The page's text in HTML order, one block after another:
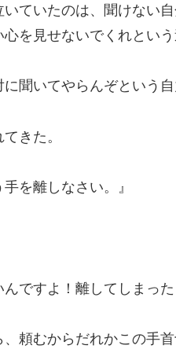
ていたのは、聞けない
を見せないでくれという
聞いてやらんぞという
きた。
を離しなさい。』
んですよ！離してしまっ
頼むからだれかこの手